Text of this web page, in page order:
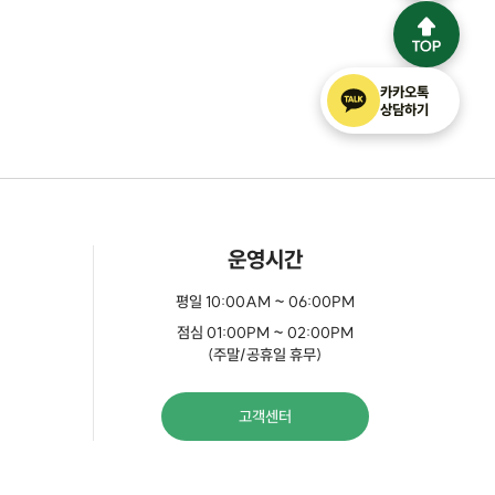
운영시간
평일 10:00AM ~ 06:00PM
점심 01:00PM ~ 02:00PM
(주말/공휴일 휴무)
고객센터
카카오톡
상담하기